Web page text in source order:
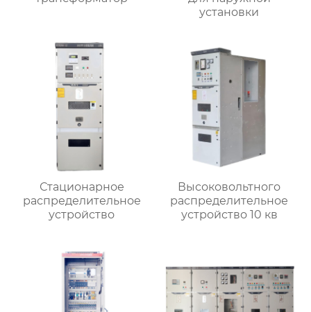
установки
Стационарное
распределительное
устройство
Высоковольтного
распределительное
устройство 10 кв